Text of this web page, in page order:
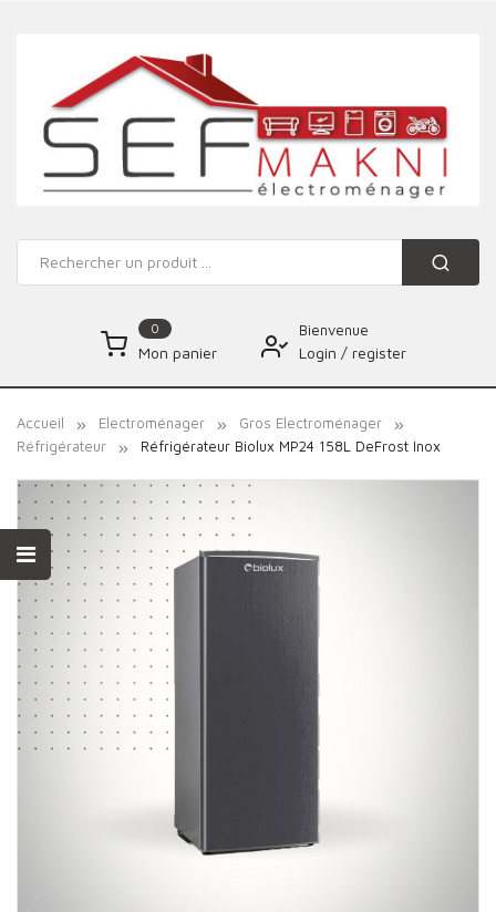
0
Mon panier
Bienvenue
Login / register
Accueil Electroménager
Gros Electroménager
Réfrigérateur
Réfrigérateur Biolux MP24 158L DeFrost Inox